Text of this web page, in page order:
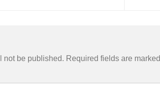
not be published. Required fields are marked